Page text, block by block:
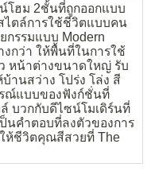
โฮม 2ชั้นที่ถูกออกแบบ
ตล์การใช้ชีวิตแบบคน
กรรมแบบ Modern
งกว่า ให้พื้นที่ในการใช้
หน้าต่างขนาดใหญ่ รับ
านสว่าง โปร่ง โล่ง สี
ณ์แบบของฟังก์ชั่นที่
บวกกับดีไซน์โมเดิร์นที่
นคำตอบที่ลงตัวของการ
ห้ชีวิตคุณสีสวยที่ The